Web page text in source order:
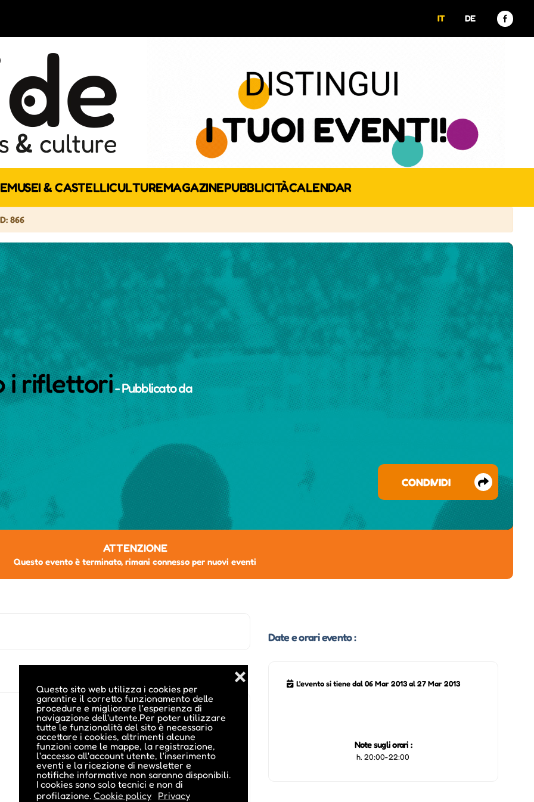
Questo sito web utilizza i cookies per
garantire il corretto funzionamento delle
procedure e migliorare l'esperienza di
navigazione dell'utente.Per poter utilizzare
tutte le funzionalità del sito è necessario
accettare i cookies, altrimenti alcune
funzioni come le mappe, la registrazione,
l'accesso all'account utente, l'inserimento
eventi e la ricezione di newsletter e
notifiche informative non saranno disponibili.
I cookies sono solo tecnici e non di
profilazione. Cookie policy Privacy
❌
IT DE
MUSEI & CASTELLICULTUREMAGAZINEPUBBLICITÀCALENDAR
866
i riflettori- Pubblicato da
CONDIVIDI
ATTENZIONE
Questo evento è terminato, rimani connesso per nuovi eventi
Date e orari evento :
L'evento si tiene dal 06 Mar 2013 al 27 Mar 2013
Note sugli orari :
h. 20:00-22:00